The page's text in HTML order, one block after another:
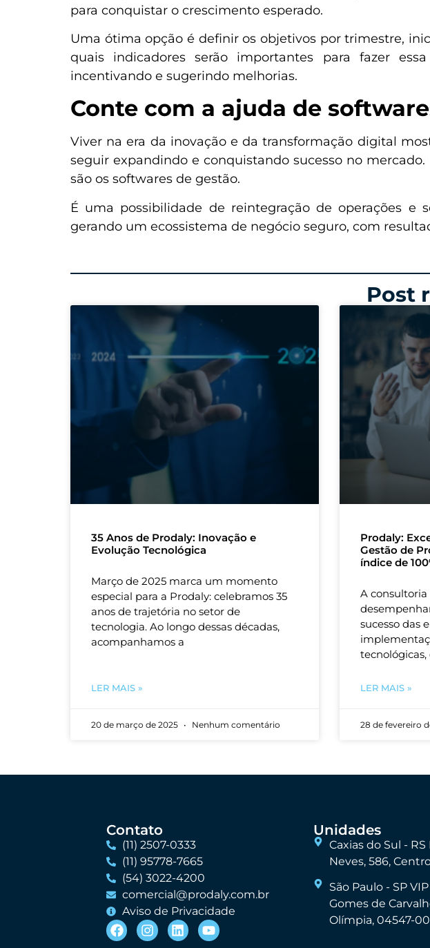
para conquistar o crescimento esperado.
Uma ótima opção é definir os objetivos por trimestre,
quais indicadores serão importantes para fazer
incentivando e sugerindo melhorias.
Conte com a ajuda de
Viver na era da inovação e da transformação digital
seguir expandindo e conquistando sucesso no
são os softwares de gestão.
É uma possibilidade de reintegração de operações
gerando um ecossistema de negócio seguro, com
Post
35 Anos de Prodaly: Inovação e
Evolução Tecnológica
Março de 2025 marca um momento
especial para a Prodaly: celebramos 35
anos de trajetória no setor de
tecnologia. Ao longo dessas décadas,
acompanhamos a
LER MAIS »
20 de março de 2025 Nenhum comentário
Prodaly:
Gestão de
índice de
A consultoria
sucesso das
tecnológicas,
LER MAIS »
28 de fevereiro
Contato
(11) 2507-0333
(11) 95778-7665
(54) 3022-4200
comercial@prodaly.com.br
Aviso de Privacidade
Unidades
Caxias do Sul -
Neves, 586,
São Paulo - SP
Gomes de
Olímpia, 04547-